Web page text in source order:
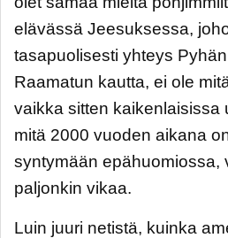
elävässä Jeesuksessa,
tasapuolisesti yhteys
Raamatun kautta, ei ole
vaikka sitten kaikenlaisissa
mitä 2000 vuoden aikana
syntymään epähuomiossa,
paljonkin vikaa.
Luin juuri netistä, kuinka